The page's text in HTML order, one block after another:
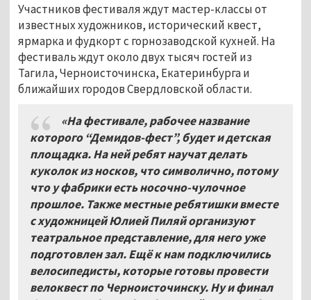
Участников фестиваля ждут мастер-классы от
известных художников, исторический квест,
ярмарка и фудкорт с горнозаводской кухней. На
фестиваль ждут около двух тысяч гостей из
Тагила, Черноисточинска, Екатеринбурга и
ближайших городов Свердловской области.
«На фестивале, рабочее название
которого “Демидов-фест”, будет и детская
площадка. На ней ребят научат делать
куколок из носков, что символично, потому
что у фабрики есть носочно-чулочное
прошлое. Также местные ребятишки вместе
с художницей Юлией Пиляй организуют
театральное представление, для него уже
подготовлен зал. Ещё к нам подключились
велосипедисты, которые готовы провести
велоквест по Черноисточинску. Ну и финал